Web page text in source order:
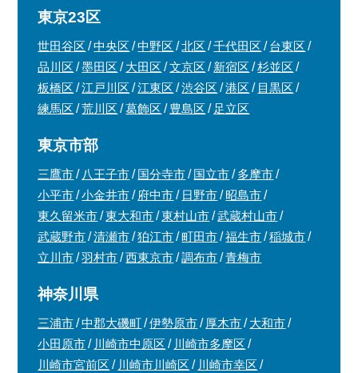
東京23区
世田谷区 中央区 中野区 北区 千代田区
台東区
品川区
墨田区 大田区 文京区 新宿区
杉並区
板橋区
江戸川区 江東区 渋谷区 港区
目黒区
練馬区
荒川区 葛飾区 豊島区 足立区
東京市部
三鷹市 八王子市 国分寺市 国立市
多摩市
小平市
小金井市 府中市 日野市
昭島市
東久留米市
東大和市 東村山市
武蔵村山市
武蔵野市
清瀬市 狛江市 町田市 福生市
稲城市
立川市
羽村市 西東京市 調布市 青梅市
神奈川県
三浦市 中郡大磯町 伊勢原市 厚木市
大和市
小田原市
川崎市中原区
川崎市多摩区
川崎市宮前区
川崎市川崎区
川崎市幸区